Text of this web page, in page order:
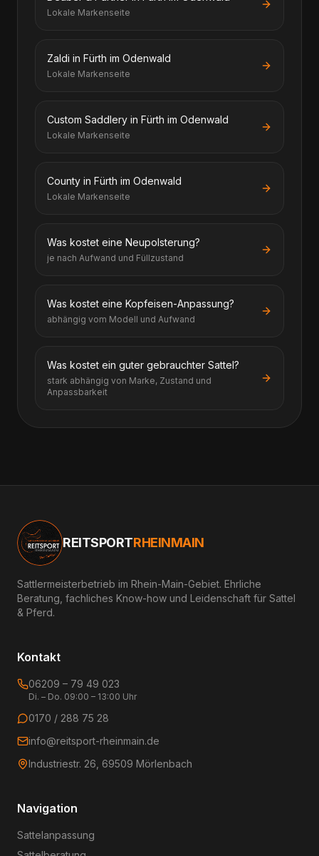
Lokale Markenseite
Zaldi in Fürth im Odenwald
Lokale Markenseite
Custom Saddlery in Fürth im Odenwald
Lokale Markenseite
County in Fürth im Odenwald
Lokale Markenseite
Was kostet eine Neupolsterung?
je nach Aufwand und Füllzustand
Was kostet eine Kopfeisen-Anpassung?
abhängig vom Modell und Aufwand
Was kostet ein guter gebrauchter Sattel?
stark abhängig von Marke, Zustand und
Anpassbarkeit
REITSPORTRHEINMAIN
Sattlermeisterbetrieb im Rhein-Main-Gebiet. Ehrliche
Beratung, fachliches Know-how und Leidenschaft für Sattel
& Pferd.
Kontakt
06209 – 79 49 023
Di. – Do. 09:00 – 13:00 Uhr
0170 / 288 75 28
info@reitsport-rheinmain.de
Industriestr. 26, 69509 Mörlenbach
Navigation
Sattelanpassung